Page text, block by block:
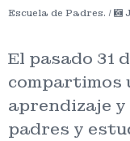
Escuela de Padres. /
El pasado 31
compartimos
aprendizaje
padres y